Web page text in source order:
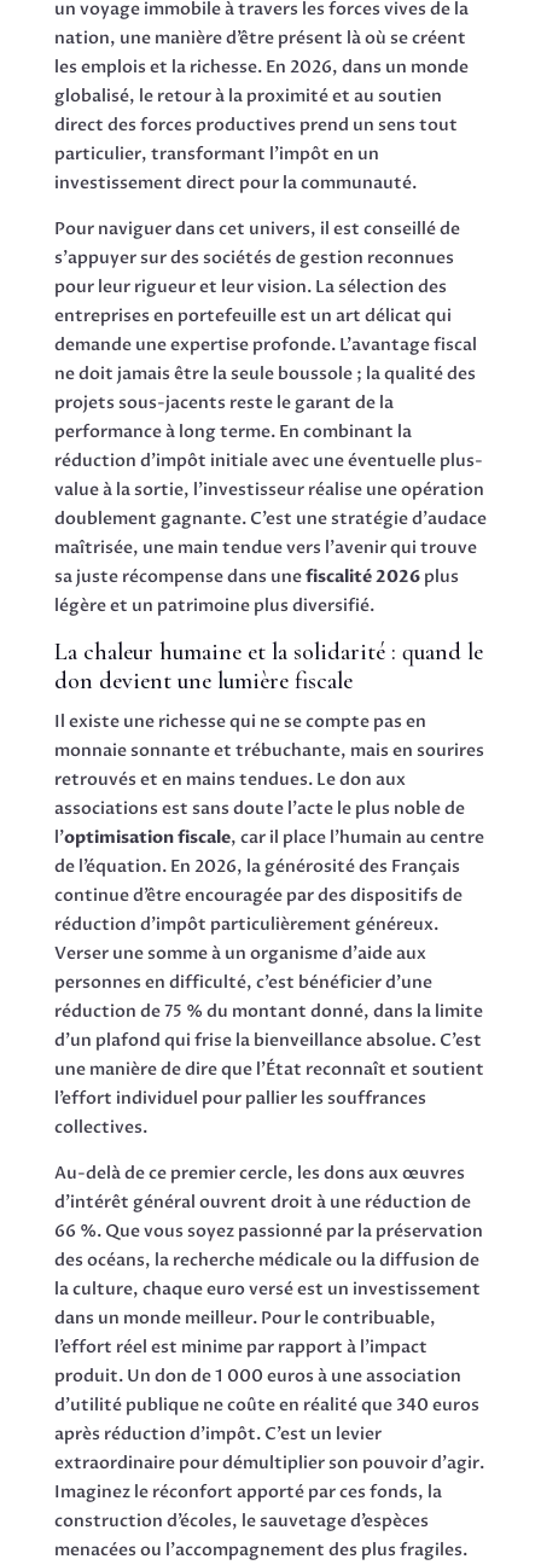
un voyage immobile à travers les forces vives de la
nation, une manière d’être présent là où se créent
les emplois et la richesse. En 2026, dans un monde
globalisé, le retour à la proximité et au soutien
direct des forces productives prend un sens tout
particulier, transformant l’impôt en un
investissement direct pour la communauté.
Pour naviguer dans cet univers, il est conseillé de
s’appuyer sur des sociétés de gestion reconnues
pour leur rigueur et leur vision. La sélection des
entreprises en portefeuille est un art délicat qui
demande une expertise profonde. L’avantage fiscal
ne doit jamais être la seule boussole ; la qualité des
projets sous-jacents reste le garant de la
performance à long terme. En combinant la
réduction d’impôt initiale avec une éventuelle plus-
value à la sortie, l’investisseur réalise une opération
doublement gagnante. C’est une stratégie d’audace
maîtrisée, une main tendue vers l’avenir qui trouve
sa juste récompense dans unefiscalité 2026plus
légère et un patrimoine plus diversifié.
La chaleur humaine et la solidarité : quand le
don devient une lumière fiscale
Il existe une richesse qui ne se compte pas en
monnaie sonnante et trébuchante, mais en sourires
retrouvés et en mains tendues. Le don aux
associations est sans doute l’acte le plus noble de
l’optimisation fiscale, car il place l’humain au centre
de l’équation. En 2026, la générosité des Français
continue d’être encouragée par des dispositifs de
réduction d’impôt particulièrement généreux.
Verser une somme à un organisme d’aide aux
personnes en difficulté, c’est bénéficier d’une
réduction de 75 % du montant donné, dans la limite
d’un plafond qui frise la bienveillance absolue. C’est
une manière de dire que l’État reconnaît et soutient
l’effort individuel pour pallier les souffrances
collectives.
Au-delà de ce premier cercle, les dons aux œuvres
d’intérêt général ouvrent droit à une réduction de
66 %. Que vous soyez passionné par la préservation
des océans, la recherche médicale ou la diffusion de
la culture, chaque euro versé est un investissement
dans un monde meilleur. Pour le contribuable,
l’effort réel est minime par rapport à l’impact
produit. Un don de 1 000 euros à une association
d’utilité publique ne coûte en réalité que 340 euros
après réduction d’impôt. C’est un levier
extraordinaire pour démultiplier son pouvoir d’agir.
Imaginez le réconfort apporté par ces fonds, la
construction d’écoles, le sauvetage d’espèces
menacées ou l’accompagnement des plus fragiles.